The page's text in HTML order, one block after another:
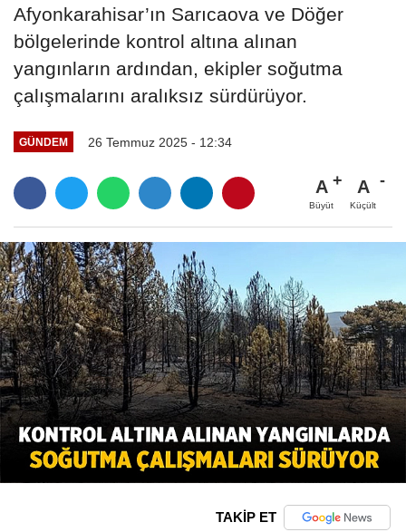
Afyonkarahisar’ın Sarıcaova ve Döğer
bölgelerinde kontrol altına alınan
yangınların ardından, ekipler soğutma
çalışmalarını aralıksız sürdürüyor.
GÜNDEM 26 Temmuz 2025 - 12:34
A
Büyüt
A
Küçült
TAKİP ET